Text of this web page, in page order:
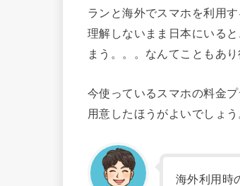
ランと海外でスマホを利用
理解しないまま日本にいる
まう。。。なんてこともあり
今使っているスマホの料金
用意したほうがよいでしょう
海外利用時